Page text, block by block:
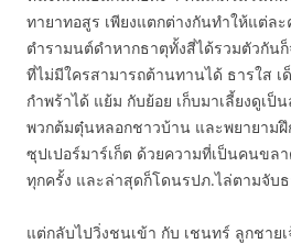
ทายาทอสูร เพียงแตกต่างกันทำให้แต่ล
ตำรามนต์ดำหากธาตุทั้งสี่ได้รวมตัวกันก็
ที่ไม่มีใครสามารถต้านทานได้ ธารใส เ
กำพร้าได้ แย้ม กับย้อย เก็บมาเลี้ยงดูเ
พวกต้มตุ๋นหลอกชาวบ้าน และพยายาม
ซุปเปอร์มาร์เก็ต ด้วยความที่เป็นคนขล
ทุกครั้ง และล่าสุดก็โดนรปภ.ไล่ตามจับ
แต่กลับไปวิ่งชนเข้า กับ เชนทร์ ลูกชาย